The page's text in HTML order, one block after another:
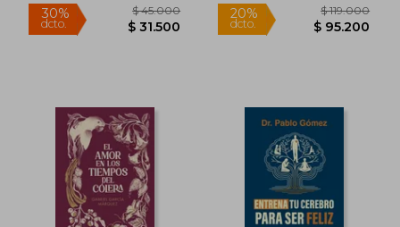
20% $ 39.000 20% $